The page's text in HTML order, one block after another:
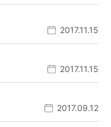
2017.11.15
2017.11.15
2017.09.12